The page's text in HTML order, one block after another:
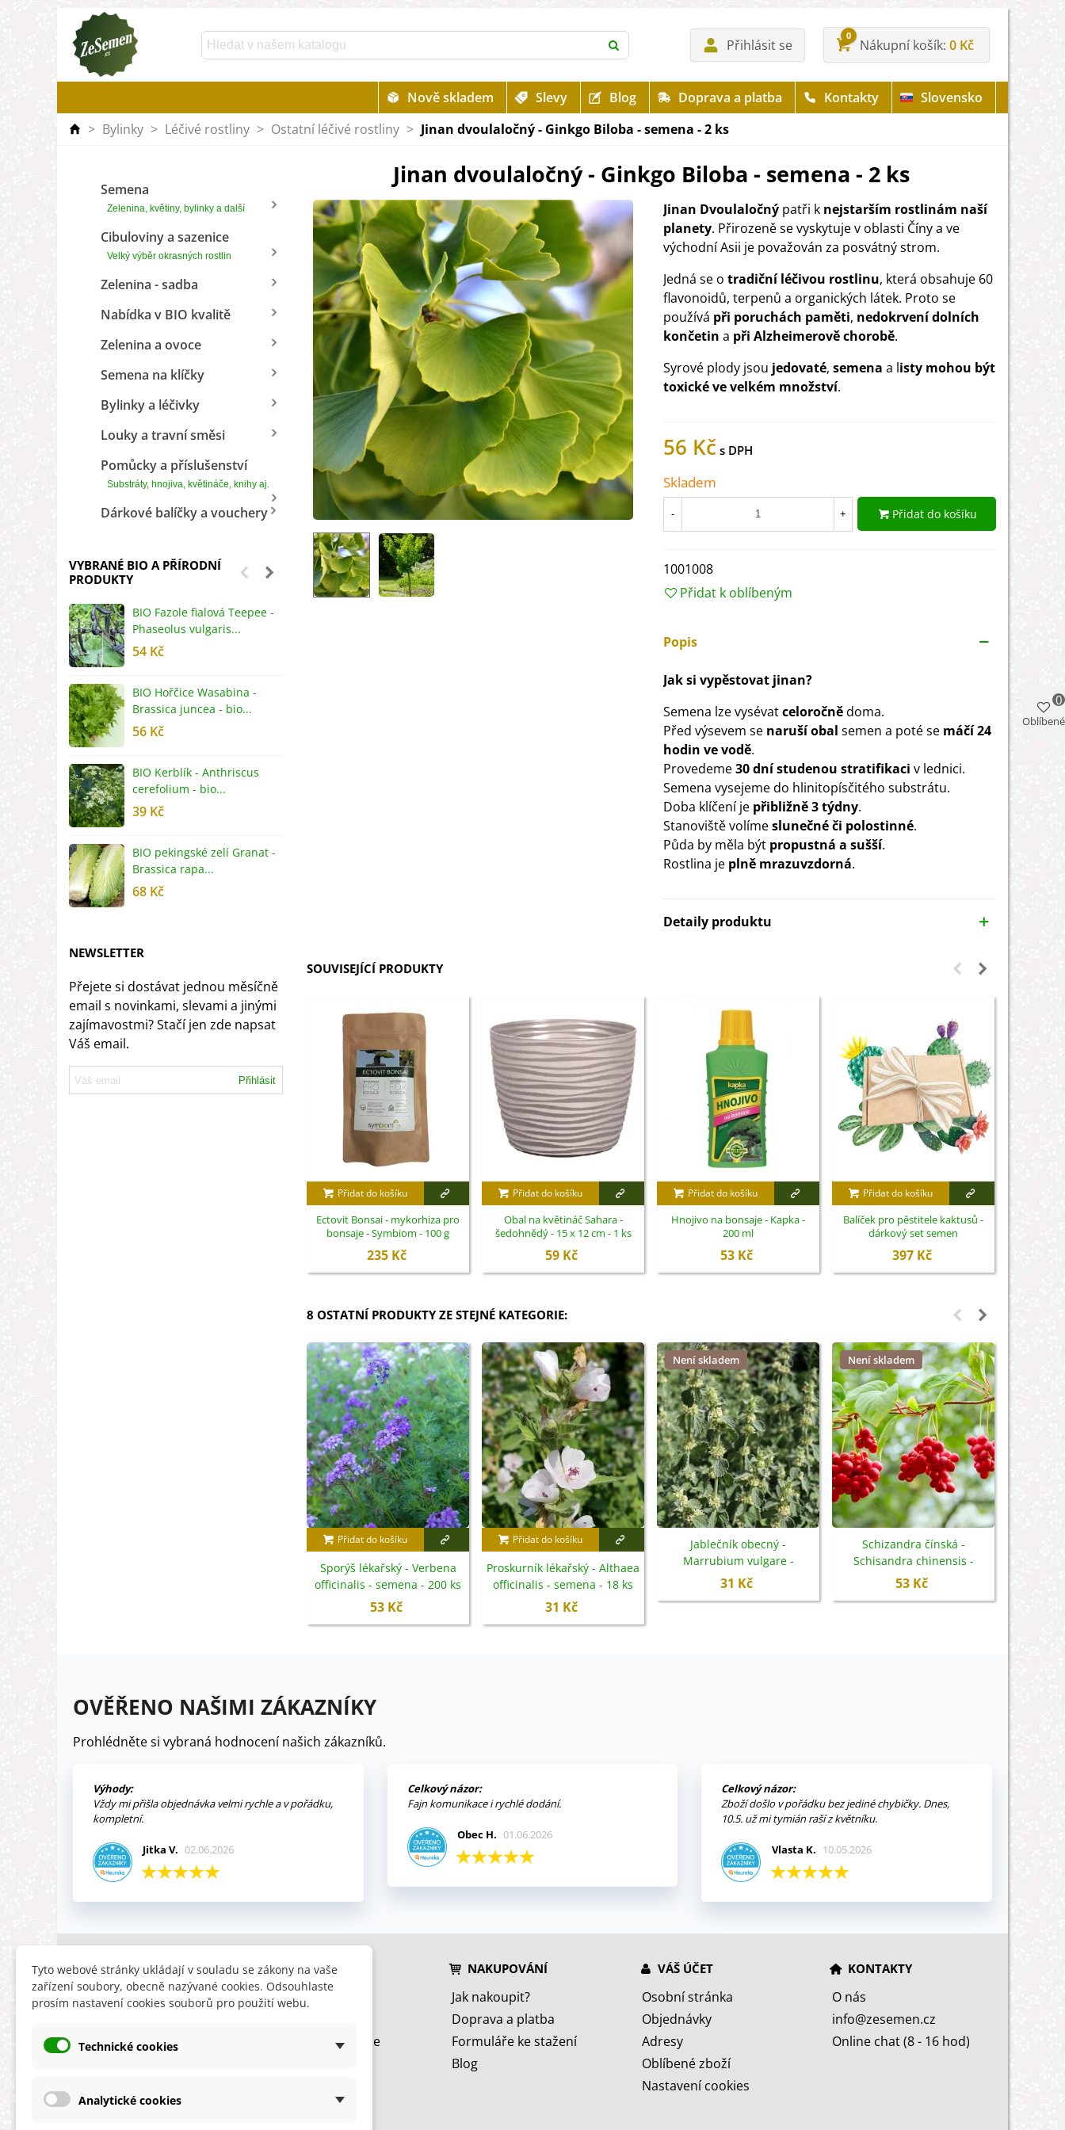
Přihlásit se
0
Nákupní košík 0 Kč
Nově skladem Slevy Blog Doprava a platba Kontakty
Slovensko
> Bylinky > Léčivé rostliny > Ostatní léčivé rostliny > Jinan dvoulaločný - Ginkgo Biloba - semena - 2 ks
Semena
Zelenina, květiny, bylinky a další
Cibuloviny a sazenice
Velký výběr okrasných rostlin
Zelenina - sadba
Nabídka v BIO kvalitě
Zelenina a ovoce
Semena na klíčky
Bylinky a léčivky
Louky a travní směsi
Pomůcky a příslušenství
Substráty, hnojiva, květináče, knihy aj.
Dárkové balíčky a vouchery
VYBRANÉ BIO A PŘÍRODNÍ
PRODUKTY
BIO Fazole fialová Teepee -
Phaseolus vulgaris...
54 Kč
BIO Hořčice Wasabina -
Brassica juncea - bio...
56 Kč
BIO Kerblík - Anthriscus
cerefolium - bio...
39 Kč
BIO pekingské zelí Granat -
Brassica rapa...
68 Kč
NEWSLETTER
Přejete si dostávat jednou měsíčně
email s novinkami, slevami a jinými
zajímavostmi? Stačí jen zde napsat
Váš email.
Přihlásit
Jinan dvoulaločný - Ginkgo Biloba - semena - 2 ks
Jinan Dvoulaločný patři k nejstarším rostlinám naší
planety. Přirozeně se vyskytuje v oblasti Číny a ve
východní Asii je považován za posvátný strom.
Jedná se o tradiční léčivou rostlinu, která obsahuje 60
flavonoidů, terpenů a organických látek. Proto se
používá při poruchách paměti, nedokrvení dolních
končetin a při Alzheimerově chorobě.
Syrové plody jsou jedovaté, semena a listy mohou být
toxické ve velkém množství.
56 Kč
Skladem
- + Přidat do košíku
1001008
Přidat k oblíbeným
Popis
Jak si vypěstovat jinan?
Semena lze vysévatceloročnědoma.
Před výsevem se naruší obal semen a poté se máčí 24
hodin ve vodě.
Provedeme30 dní studenou stratifikaci v lednici.
Semena vysejeme do hlinitopísčitého substrátu.
Doba klíčení je přibližně 3 týdny.
Stanoviště volímeslunečné či polostinné.
Půda by měla být propustná a sušší.
Rostlina je plně mrazuvzdorná.
Detaily produktu
SOUVISEJÍCÍ PRODUKTY
Přidat do košíku
Ectovit Bonsai - mykorhiza pro
bonsaje - Symbiom - 100 g
235 Kč
Přidat do košíku
Obal na květináč Sahara -
šedohnědý - 15 x 12 cm - 1 ks
59 Kč
Přidat do košíku
Hnojivo na bonsaje - Kapka -
200 ml
53 Kč
Přidat do košíku
Balíček pro pěstitele kaktusů -
dárkový set semen
397 Kč
8 OSTATNÍ PRODUKTY ZE STEJNÉ KATEGORIE:
Přidat do košíku
Sporýš lékařský - Verbena
officinalis - semena - 200 ks
53 Kč
Přidat do košíku
Proskurník lékařský - Althaea
officinalis - semena - 18 ks
31 Kč
Není skladem
Jablečník obecný -
Marrubium vulgare -
semena - 12 ks
31 Kč
Není skladem
Schizandra čínská -
Schisandra chinensis -
semena - 6 ks
53 Kč
OVĚŘENO NAŠIMI ZÁKAZNÍKY
Prohlédněte si vybraná hodnocení našich zákazníků.
Výhody:
Vždy mi přišla objednávka velmi rychle a v pořádku,
kompletní.
Jitka V. 02.06.2026
Celkový názor:
Fajn komunikace i rychlé dodání.
Obec H. 01.06.2026
Celkový názor:
Zboží došlo v pořádku bez jediné chybičky. Dnes,
10.5. už mi tymián raší z květníku.
Vlasta K. 10.05.2026
INFORMACE
Obchodní podmínky
Ochrana osobních údajů
HLEDÁTE
Slevy
Nyní doporučujeme
NAKUPOVÁNÍ
Jak nakoupit?
Doprava a platba
Formuláře ke stažení
Blog
VÁŠ ÚČET
Osobní stránka
Objednávky
Adresy
Oblíbené zboží
Nastavení cookies
KONTAKTY
O nás
info@zesemen.cz
Online chat (8 - 16 hod)
Oblíbené
0
Tyto webové stránky ukládají v souladu se zákony na vaše
zařízení soubory, obecně nazývané cookies. Odsouhlaste
prosím nastavení cookies souborů pro použití webu.
Technické cookies
Analytické cookies